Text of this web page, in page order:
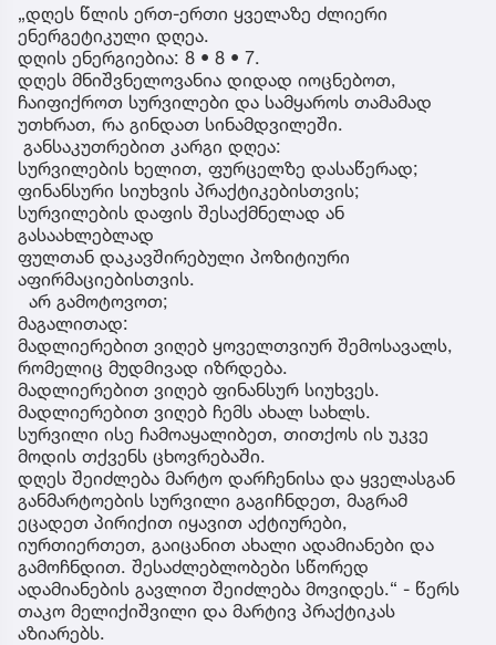
„დღეს წლის ერთ-ერთი ყველაზე ძლიერი
ენერგეტიკული დღეა.
დღის ენერგიებია: 8 • 8 • 7.
დღეს მნიშვნელოვანია დიდად იოცნებოთ,
ჩაიფიქროთ სურვილები და სამყაროს თამამად
უთხრათ, რა გინდათ სინამდვილეში.
განსაკუთრებით კარგი დღეა:
სურვილების ხელით, ფურცელზე დასაწერად;
ფინანსური სიუხვის პრაქტიკებისთვის;
სურვილების დაფის შესაქმნელად ან
გასაახლებლად
ფულთან დაკავშირებული პოზიტიური
აფირმაციებისთვის.
არ გამოტოვოთ;
მაგალითად:
მადლიერებით ვიღებ ყოველთვიურ შემოსავალს,
რომელიც მუდმივად იზრდება.
მადლიერებით ვიღებ ფინანსურ სიუხვეს.
მადლიერებით ვიღებ ჩემს ახალ სახლს.
სურვილი ისე ჩამოაყალიბეთ, თითქოს ის უკვე
მოდის თქვენს ცხოვრებაში.
დღეს შეიძლება მარტო დარჩენისა და ყველასგან
განმარტოების სურვილი გაგიჩნდეთ, მაგრამ
ეცადეთ პირიქით იყავით აქტიურები,
იურთიერთეთ, გაიცანით ახალი ადამიანები და
გამოჩნდით. შესაძლებლობები სწორედ
ადამიანების გავლით შეიძლება მოვიდეს.“ - წერს
თაკო მელიქიშვილი და მარტივ პრაქტიკას
აზიარებს.